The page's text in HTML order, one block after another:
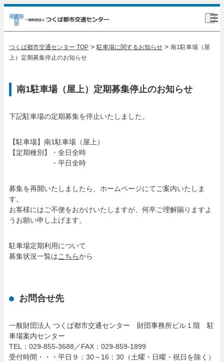
つくば都市交通センター TOP > 駐車場に関するお知らせ > 南1駐車場（屋
上）定期募集停止のお知らせ
南1駐車場（屋上）定期募集停止のお知らせ
下記駐車場の定期募集を停止いたしました。
【駐車場】南1駐車場（屋上）
【定期種別】・全日全時
・平日全時
募集を再開いたしましたら、ホームページにてご案内いたしま
す。
お客様にはご不便をおかけいたしますが、何卒ご理解賜りますよ
うお願い申し上げます。
駐車場定期利用について
募集状況一覧はこちらから
お問合せ先
一般財団法人 つくば都市交通センター 財団事務所ビル１階 駐
車場案内センター
TEL：029-855-3688／FAX：029-859-1899
受付時間・・・平日９：30～16：30（土曜・日曜・祝日を除く）